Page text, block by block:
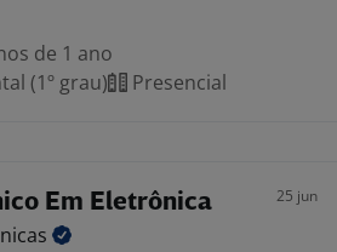
de 1 ano
(1º grau)
Presencial
Em Eletrônica 25 jun